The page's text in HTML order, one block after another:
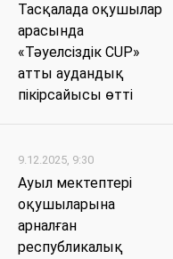
Тасқалада оқушылар
арасында
«Тәуелсіздік CUP»
атты аудандық
пікірсайысы өтті
9.12.2025, 9:30
Ауыл мектептері
оқушыларына
арналған
республикалық